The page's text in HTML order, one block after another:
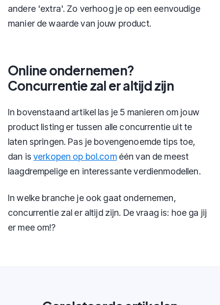
andere 'extra'. Zo verhoog je op een eenvoudige
manier de waarde van jouw product.
Online ondernemen?
Concurrentie zal er altijd zijn
In bovenstaand artikel las je 5 manieren om jouw
product listing er tussen alle concurrentie uit te
laten springen. Pas je bovengenoemde tips toe,
dan isverkopen op bol.coméén van de meest
laagdrempelige en interessante verdienmodellen.
In welke branche je ook gaat ondernemen,
concurrentie zal er altijd zijn. De vraag is: hoe ga jij
er mee om!?